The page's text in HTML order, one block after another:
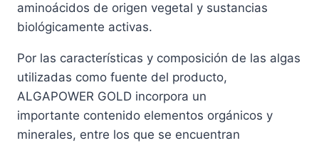
aminoácidos de origen vegetal y sustancias
biológicamente activas.
Por las características y composición de las algas
utilizadas como fuente del producto,
ALGAPOWER GOLD incorpora un
importante contenido elementos orgánicos y
minerales, entre los que se encuentran